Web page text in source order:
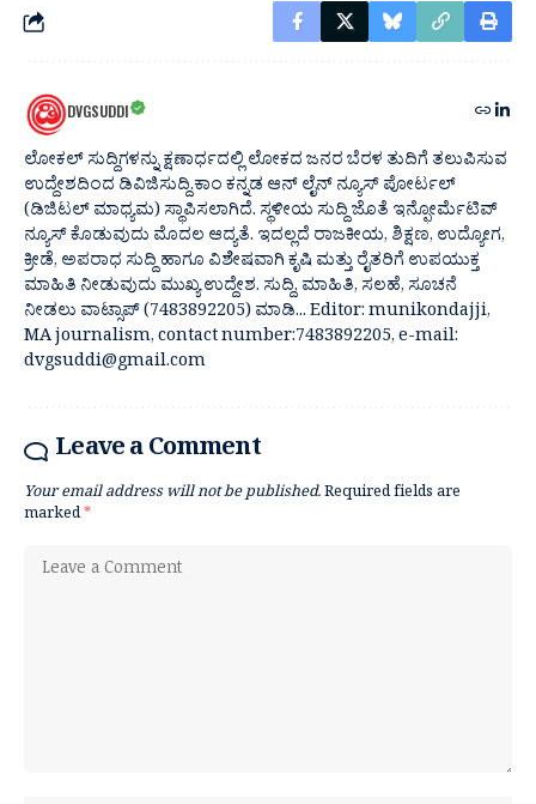
DVGSUDDI
ಲೋಕಲ್ ಸುದ್ದಿಗಳನ್ನು ಕ್ಷಣಾರ್ಧದಲ್ಲಿ ಲೋಕದ ಜನರ ಬೆರಳ ತುದಿಗೆ ತಲುಪಿಸುವ
ಉದ್ದೇಶದಿಂದ ಡಿವಿಜಿಸುದ್ದಿ.ಕಾಂ ಕನ್ನಡ ಆನ್ ಲೈನ್ ನ್ಯೂಸ್ ಪೋರ್ಟಲ್
(ಡಿಜಿಟಲ್ ಮಾಧ್ಯಮ) ಸ್ಥಾಪಿಸಲಾಗಿದೆ. ಸ್ಥಳೀಯ ಸುದ್ದಿ ಜೊತೆ ಇನ್ಫೋರ್ಮೆಟಿವ್
ನ್ಯೂಸ್ ಕೊಡುವುದು ಮೊದಲ ಆದ್ಯತೆ. ಇದಲ್ಲದೆ ರಾಜಕೀಯ, ಶಿಕ್ಷಣ, ಉದ್ಯೋಗ,
ಕ್ರೀಡೆ, ಅಪರಾಧ ಸುದ್ದಿ ಹಾಗೂ ವಿಶೇಷವಾಗಿ ಕೃಷಿ ಮತ್ತು ರೈತರಿಗೆ ಉಪಯುಕ್ತ
ಮಾಹಿತಿ ನೀಡುವುದು ಮುಖ್ಯ ಉದ್ದೇಶ. ಸುದ್ದಿ, ಮಾಹಿತಿ, ಸಲಹೆ, ಸೂಚನೆ
ನೀಡಲು ವಾಟ್ಸಾಪ್ (7483892205) ಮಾಡಿ... Editor: munikondajji,
MA journalism, contact number:7483892205, e-mail:
dvgsuddi@gmail.com
Leave a Comment
Your email address will not be published.Required fields are
marked*